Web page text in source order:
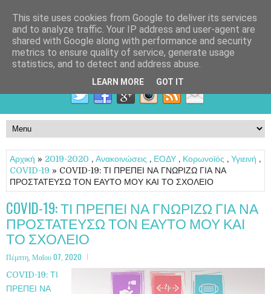
Αρχική » 2019-2020 , Ανακοινώσεις , ΕΟΔΥ , Κορωνοϊός , Υγιεινή ,
COVID-19 » COVID-19: ΤΙ ΠΡΕΠΕΙ ΝΑ ΓΝΩΡΙΖΩ ΓΙΑ ΝΑ
ΠΡΟΣΤΑΤΕΥΣΩ ΤΟΝ ΕΑΥΤΟ ΜΟΥ ΚΑΙ ΤΟ ΣΧΟΛΕΙΟ
COVID-19: ΤΙ ΠΡΕΠΕΙ ΝΑ ΓΝΩΡΙΖΩ ΓΙΑ ΝΑ
ΠΡΟΣΤΑΤΕΥΣΩ ΤΟΝ ΕΑΥΤΟ ΜΟΥ ΚΑΙ
ΤΟ ΣΧΟΛΕΙΟ
Πέμπτη, Μαΐου 07, 2020
COVID-19: ΤΙ
ΠΡΕΠΕΙ ΝΑ
This site uses cookies from Google to deliver its services
and to analyze traffic. Your IP address and user-agent are
shared with Google along with performance and security
metrics to ensure quality of service, generate usage
statistics, and to detect and address abuse.
LEARN MORE GOT IT